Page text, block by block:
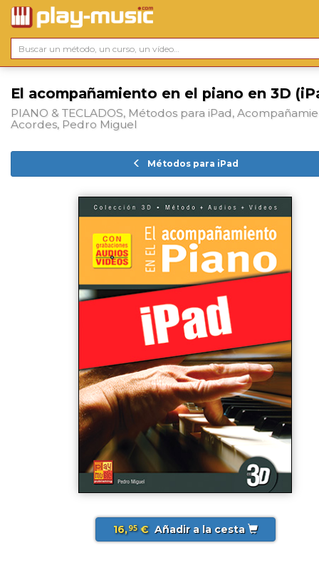
El acompañamiento en el piano en 3D
PIANO & TECLADOS, Métodos para iPad,
Acordes, Pedro Miguel
Métodos para iPad
16,95€ Añadir a la cesta